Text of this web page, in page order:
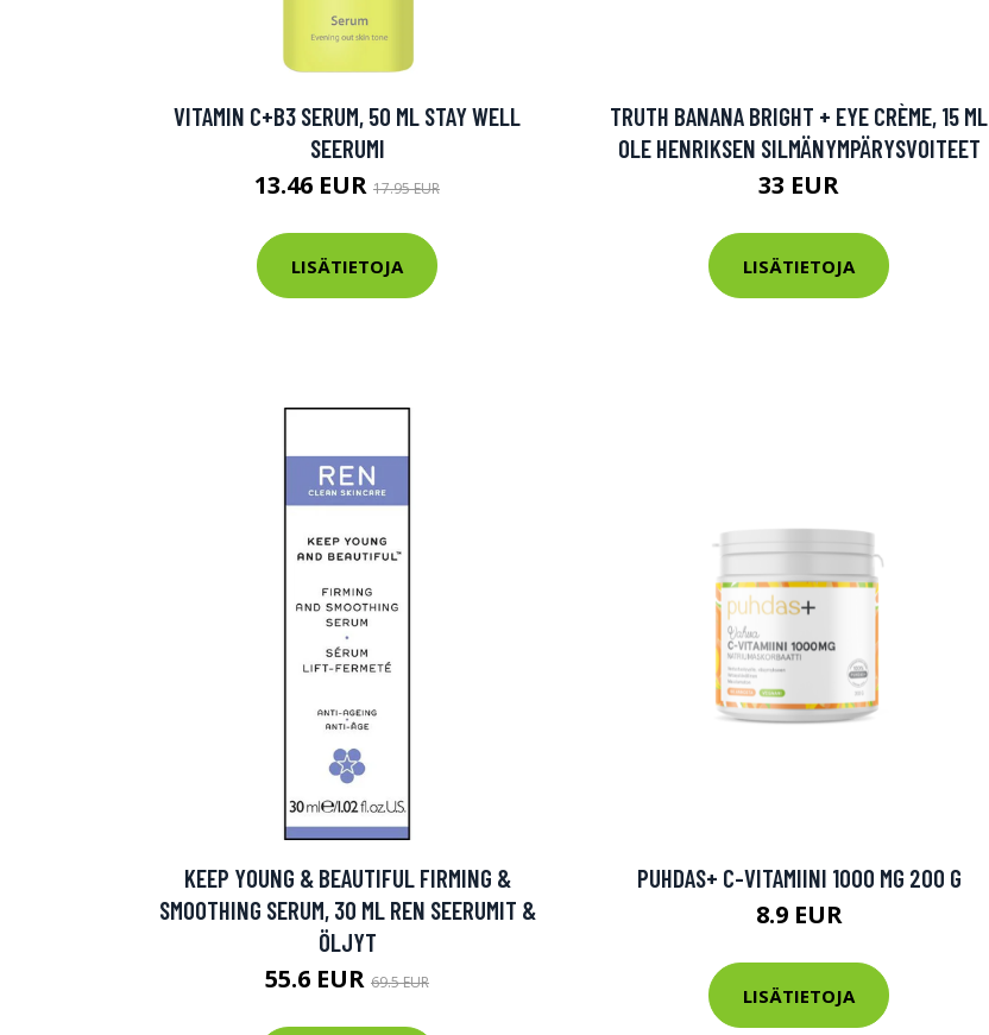
VITAMIN C+B3 SERUM, 50 ML STAY WELL
SEERUMI
13.46 EUR 17.95 EUR
LISÄTIETOJA
TRUTH BANANA BRIGHT + EYE CRÈME, 15 ML
OLE HENRIKSEN SILMÄNYMPÄRYSVOITEET
33 EUR
LISÄTIETOJA
KEEP YOUNG & BEAUTIFUL FIRMING &
SMOOTHING SERUM, 30 ML REN SEERUMIT &
ÖLJYT
55.6 EUR 69.5 EUR
PUHDAS+ C-VITAMIINI 1000 MG 200 G
8.9 EUR
LISÄTIETOJA
Kaikki IdealofMeDin tuotteet -20 %!
Varaa terveystarkastus